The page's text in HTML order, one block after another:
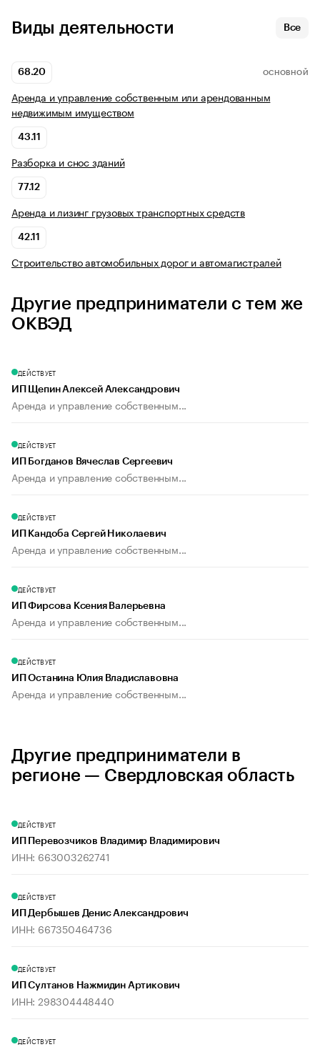
Виды деятельности Все
68.20 ОСНОВНОЙ
Аренда и управление собственным или арендованным
недвижимым имуществом
43.11
Разборка и снос зданий
77.12
Аренда и лизинг грузовых транспортных средств
42.11
Строительство автомобильных дорог и автомагистралей
Другие предприниматели с тем же
ОКВЭД
ДЕЙСТВУЕТ
ИП Щепин Алексей Александрович
Аренда и управление собственным...
ДЕЙСТВУЕТ
ИП Богданов Вячеслав Сергеевич
Аренда и управление собственным...
ДЕЙСТВУЕТ
ИП Кандоба Сергей Николаевич
Аренда и управление собственным...
ДЕЙСТВУЕТ
ИП Фирсова Ксения Валерьевна
Аренда и управление собственным...
ДЕЙСТВУЕТ
ИП Останина Юлия Владиславовна
Аренда и управление собственным...
Другие предприниматели в
регионе — Свердловская область
ДЕЙСТВУЕТ
ИП Перевозчиков Владимир Владимирович
ИНН: 663003262741
ДЕЙСТВУЕТ
ИП Дербышев Денис Александрович
ИНН: 667350464736
ДЕЙСТВУЕТ
ИП Султанов Нажмидин Артикович
ИНН: 298304448440
ДЕЙСТВУЕТ